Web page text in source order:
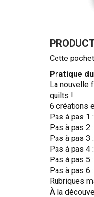
the
of
the
images
Cette
Pratique
La nouvelle
quilts !
6 créations
Pas à pas 1
Pas à pas 2
Pas à pas 3
Pas à pas 4
Pas à pas 5
Pas à pas 6
Rubriques
À la